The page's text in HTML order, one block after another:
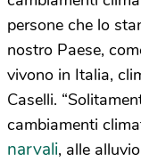
persone che lo
nostro Paese,
vivono in Italia,
Caselli.
cambiamenti
narvali, alle